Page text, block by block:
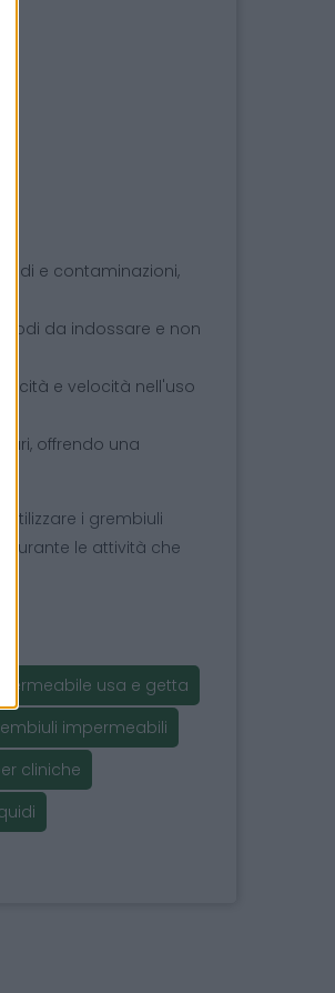
e contaminazioni,
da indossare e non
e velocità nell'uso
offrendo una
i grembiuli
le attività che
usa e getta
impermeabili
cliniche